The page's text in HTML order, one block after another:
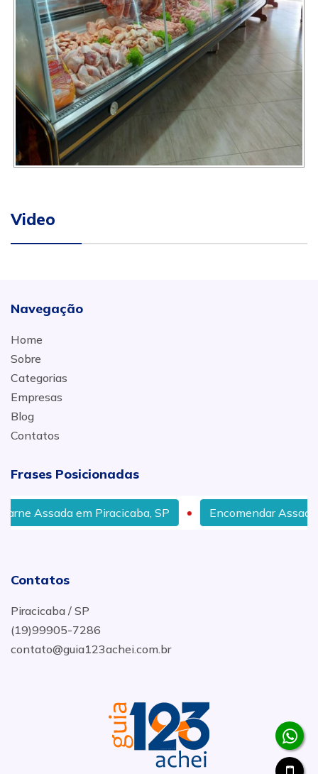
Video
Navegação
Home
Sobre
Categorias
Empresas
Blog
Contatos
Frases Posicionadas
SP Encomendar Assados no Bairro Vila
Contatos
Piracicaba / SP
(19)99905-7286
contato@guia123achei.com.br